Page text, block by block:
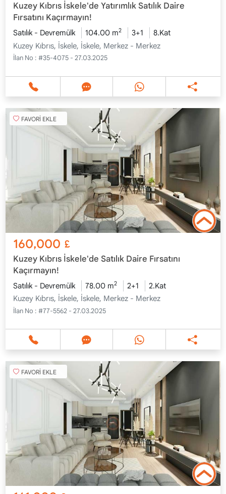
Kuzey Kıbrıs İskele'de Yatırımlık Satılık Daire
Fırsatını Kaçırmayın!
Satılık - Devremülk 104.00 m2 3+1
8.Kat
Kuzey Kıbrıs, İskele, İskele, Merkez - Merkez
İlan No : #35-4075 - 27.03.2025
FAVORİ EKLE
160,000 £
Kuzey Kıbrıs İskele'de Satılık Daire Fırsatını
Kaçırmayın!
Satılık - Devremülk 78.00 m2 2+1
2.Kat
Kuzey Kıbrıs, İskele, İskele, Merkez - Merkez
İlan No : #77-5562 - 27.03.2025
FAVORİ EKLE